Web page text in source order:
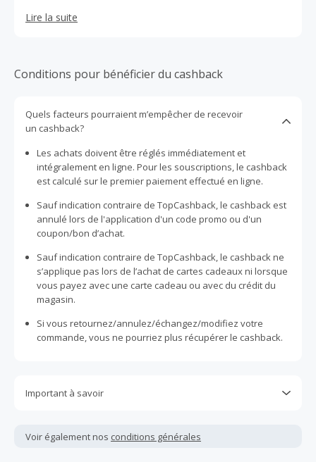
voyage vers plus de 30 destinations dans le monde entier.
Lire la suite
Conditions pour bénéficier du cashback
Quels facteurs pourraient m’empêcher de recevoir
un cashback?
Les achats doivent être réglés immédiatement et
intégralement en ligne. Pour les souscriptions, le cashback
est calculé sur le premier paiement effectué en ligne.
Sauf indication contraire de TopCashback, le cashback est
annulé lors de l'application d'un code promo ou d'un
coupon/bon d’achat.
Sauf indication contraire de TopCashback, le cashback ne
s’applique pas lors de l’achat de cartes cadeaux ni lorsque
vous payez avec une carte cadeau ou avec du crédit du
magasin.
Si vous retournez/annulez/échangez/modifiez votre
commande, vous ne pourriez plus récupérer le cashback.
Important à savoir
ou non reçu doivent être soumises au plus tard dans les
100 jours qui suivent la date d'achat.
Voir également nos conditions générales